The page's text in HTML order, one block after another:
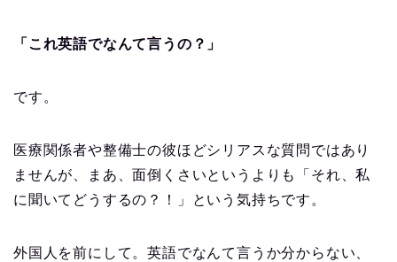
「これ英語でなんて言うの？」
です。
医療関係者や整備士の彼ほどシリアスな質問ではあり
ませんが、まあ、面倒くさいというよりも「それ、私
に聞いてどうするの？！」という気持ちです。
外国人を前にして。英語でなんて言うか分からない、